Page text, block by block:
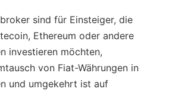
sind für Einsteiger, die
Ethereum oder andere
investieren möchten,
von Fiat-Währungen in
und umgekehrt ist auf